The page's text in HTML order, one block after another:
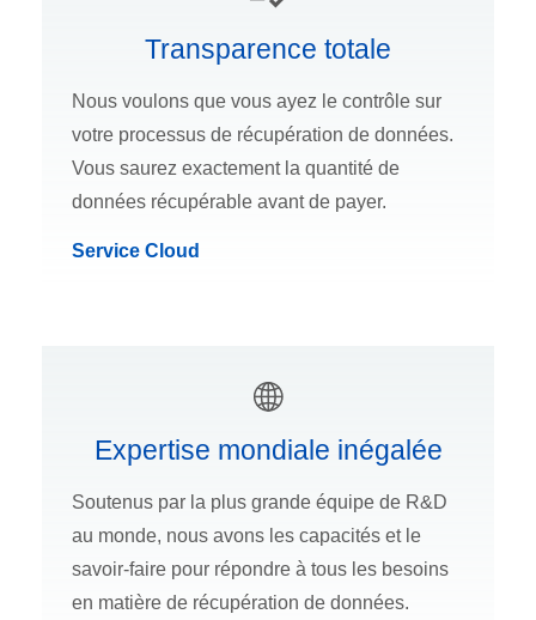
Transparence totale
Nous voulons que vous ayez le contrôle sur
votre processus de récupération de données.
Vous saurez exactement la quantité de
données récupérable avant de payer.
Service Cloud
Expertise mondiale inégalée
Soutenus par la plus grande équipe de R&D
au monde, nous avons les capacités et le
savoir-faire pour répondre à tous les besoins
en matière de récupération de données.